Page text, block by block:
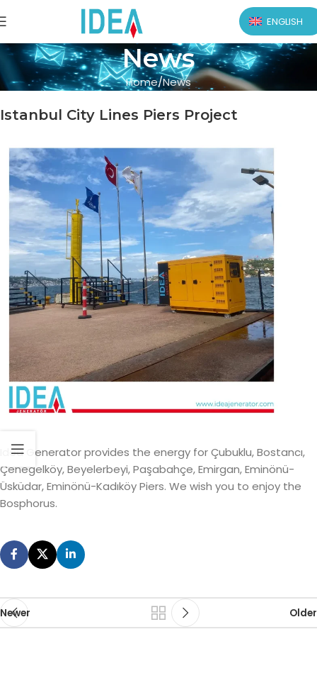
ENGLISH
News
Home News
Istanbul City Lines Piers Project
Idea Generator provides the energy for Çubuklu, Bostancı,
Çenegelköy, Beyelerbeyi, Paşabahçe, Emirgan, Eminönü-
Üsküdar, Eminönü-Kadıköy Piers. We wish you to enjoy the
Bosphorus.
Newer Older